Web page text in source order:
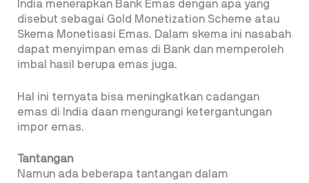
India menerapkan Bank Emas dengan apa yang
disebut sebagai Gold Monetization Scheme atau
Skema Monetisasi Emas. Dalam skema ini nasabah
dapat menyimpan emas di Bank dan memperoleh
imbal hasil berupa emas juga.
Hal ini ternyata bisa meningkatkan cadangan
emas di India daan mengurangi ketergantungan
impor emas.
Tantangan
Namun ada beberapa tantangan dalam